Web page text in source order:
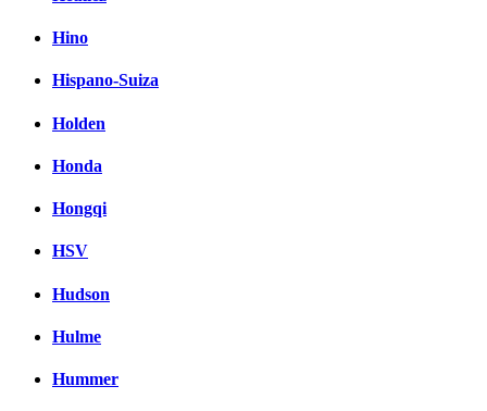
Hino
Hispano-Suiza
Holden
Honda
Hongqi
HSV
Hudson
Hulme
Hummer